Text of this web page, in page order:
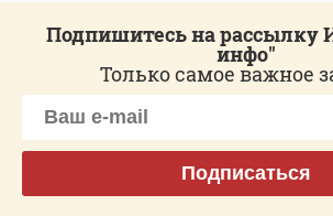
Подпишитесь на рассылку
инфо"
Только самое важное
Подписаться